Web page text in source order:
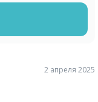
2 апреля 2025